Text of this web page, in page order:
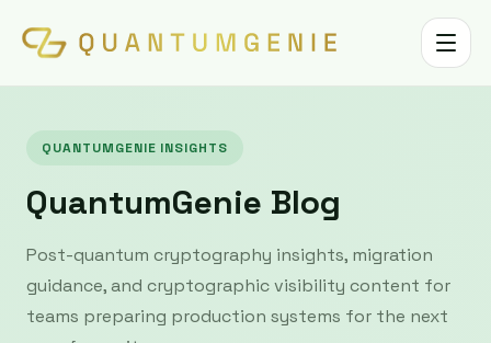
Toggle
QUANTUMGENIE INSIGHTS
QuantumGenie Blog
Post-quantum cryptography insights, migration
guidance, and cryptographic visibility content for
teams preparing production systems for the next